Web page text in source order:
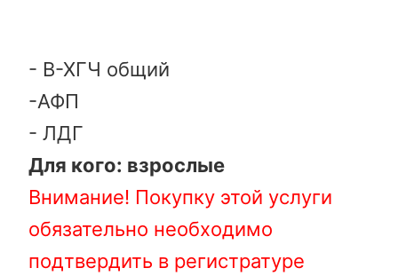
- В-ХГЧ общий
-АФП
- ЛДГ
Для кого: взрослые
Внимание! Покупку этой услуги
обязательно необходимо
подтвердить в регистратуре